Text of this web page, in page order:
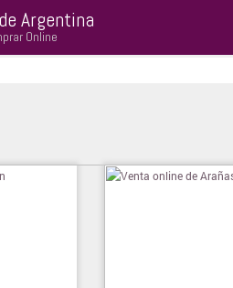
Argentina
Online